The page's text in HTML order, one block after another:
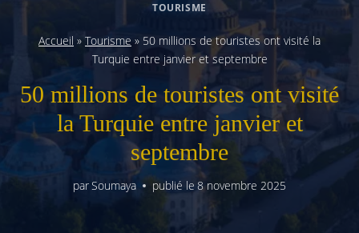
TOURISME
Accueil » Tourisme » 50 millions de touristes ont visité la
Turquie entre janvier et septembre
50 millions de touristes ont visité
la Turquie entre janvier et
septembre
parSoumaya publié le 8 novembre 2025